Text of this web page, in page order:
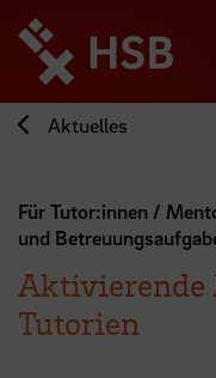
zum
Seiteninhalt
springen
Aktuelles
Für Tutor:innen /
und
Aktivierende
Tutorien